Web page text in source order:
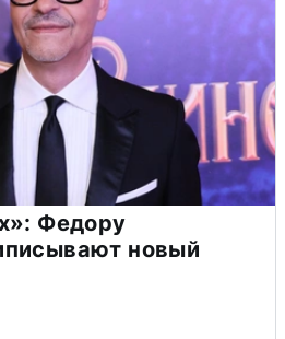
Федору
новый